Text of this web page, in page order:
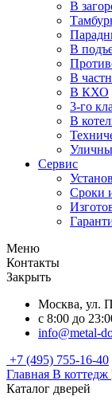
В
В
В
В КХО
3-го
В
Сервис
Сроки
Меню
Контакты
Закрыть
Москва, ул.
с 8:00 до
info@metal-
+7 (495) 755-16-40
Главная В коттедж
Каталог дверей